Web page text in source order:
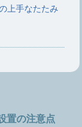
上手なたたみ
置の注意点